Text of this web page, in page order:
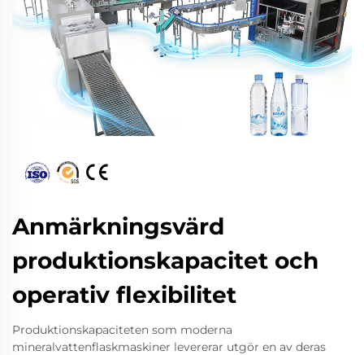
Anmärkningsvärd
produktionskapacitet och
operativ flexibilitet
Produktionskapaciteten som moderna
mineralvattenflaskmaskiner levererar utgör en av deras